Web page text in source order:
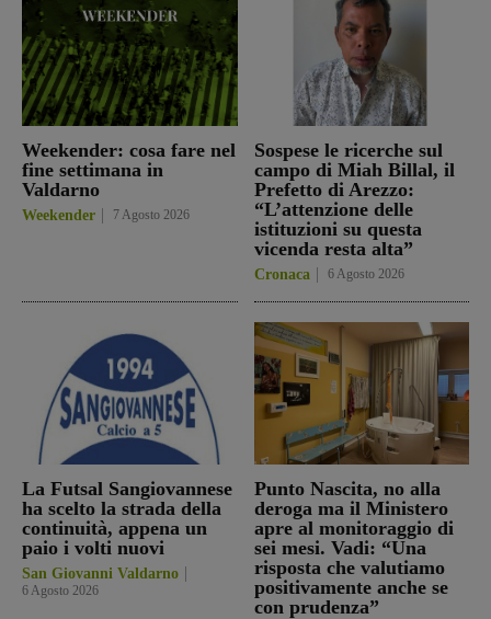
Weekender: cosa fare nel
fine settimana in
Valdarno
Weekender 7 Agosto 2026
Sospese le ricerche sul
campo di Miah Billal, il
Prefetto di Arezzo:
“L’attenzione delle
istituzioni su questa
vicenda resta alta”
Cronaca 6 Agosto 2026
La Futsal Sangiovannese
ha scelto la strada della
continuità, appena un
paio i volti nuovi
San Giovanni Valdarno
6 Agosto 2026
Punto Nascita, no alla
deroga ma il Ministero
apre al monitoraggio di
sei mesi. Vadi: “Una
risposta che valutiamo
positivamente anche se
con prudenza”